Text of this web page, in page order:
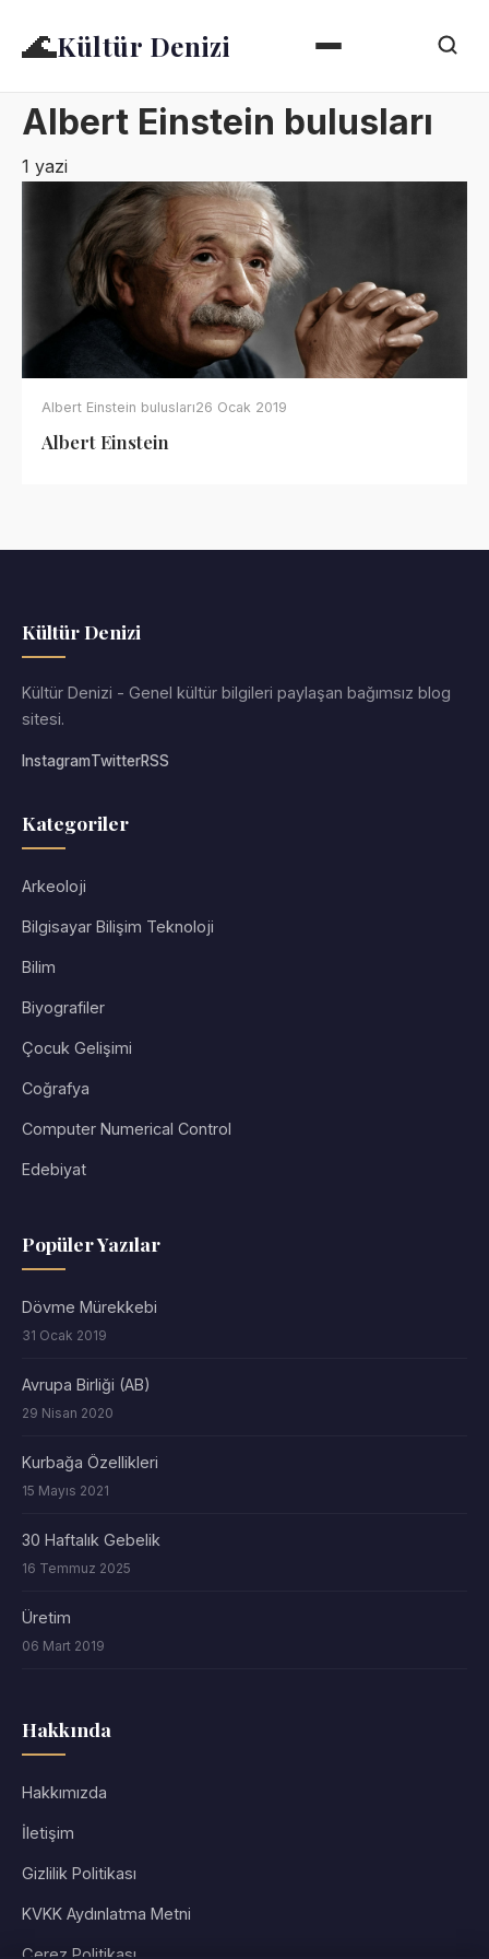
🌊Kültür Denizi
Albert Einstein bulusları
1 yazi
Albert Einstein bulusları26 Ocak 2019
Albert Einstein
Kültür Denizi
Kültür Denizi - Genel kültür bilgileri paylaşan bağımsız blog
sitesi.
InstagramTwitterRSS
Kategoriler
Arkeoloji
Bilgisayar Bilişim Teknoloji
Bilim
Biyografiler
Çocuk Gelişimi
Coğrafya
Computer Numerical Control
Edebiyat
Popüler Yazılar
Dövme Mürekkebi
31 Ocak 2019
Avrupa Birliği (AB)
29 Nisan 2020
Kurbağa Özellikleri
15 Mayıs 2021
30 Haftalık Gebelik
16 Temmuz 2025
Üretim
06 Mart 2019
Hakkında
Hakkımızda
İletişim
Gizlilik Politikası
KVKK Aydınlatma Metni
Çerez Politikası